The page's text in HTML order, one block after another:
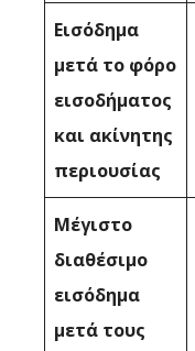
Εισόδημα
μετά το φόρο
εισοδήματος
και ακίνητης
περιουσίας
Μέγιστο
διαθέσιμο
εισόδημα
μετά τους